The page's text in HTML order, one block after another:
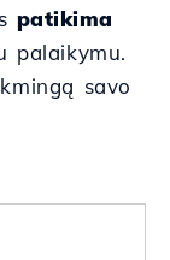
patikima
palaikymu.
savo